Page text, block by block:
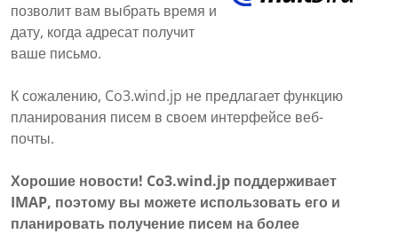
позволит вам выбрать время и
дату, когда адресат получит
ваше письмо.
К сожалению, Co3.wind.jp не предлагает функцию
планирования писем в своем интерфейсе веб-
почты.
Хорошие новости! Co3.wind.jp поддерживает
IMAP, поэтому вы можете использовать его и
планировать получение писем на более